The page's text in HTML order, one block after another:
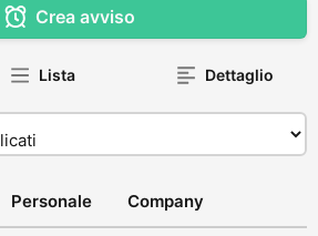
Crea avviso
Lista Dettaglio
Personale Company